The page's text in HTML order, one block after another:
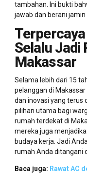
tambahan. Ini bukti
jawab dan berani jamin
Selalu Jadi
Makassar
Selama lebih dari 15
pelanggan di
dan inovasi yang terus
pilihan utama bagi
rumah terdekat di
mereka juga
budaya kerja. Jadi
rumah Anda ditangani
Baca juga: Rawat AC